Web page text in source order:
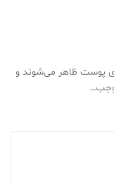
پوست ظاهر می‌شوند و